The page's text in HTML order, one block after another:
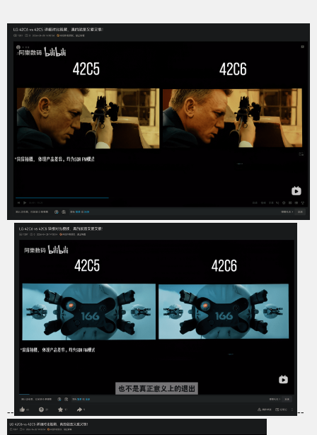
-- --